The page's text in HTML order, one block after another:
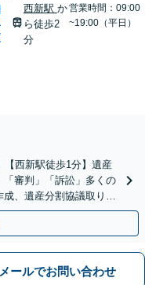
西新駅 か
ら徒歩2
分
営業時間：09:00
~19:00（平日）
【西新駅徒歩1分】遺産
審判」「訴訟」多くの
、遺産分割協議取り纏
迎です。
メールでお問い合わせ